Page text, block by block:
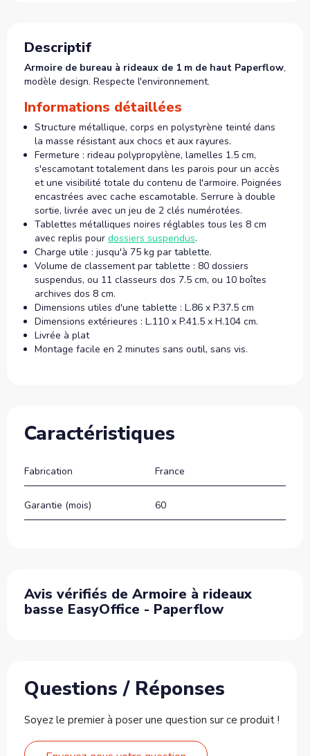
Descriptif
Armoire de bureau à rideaux de 1 m de haut Paperflow,
modèle design. Respecte l'environnement.
Informations détaillées
Structure métallique, corps en polystyrène teinté dans
la masse résistant aux chocs et aux rayures.
Fermeture : rideau polypropylène, lamelles 1.5 cm,
s'escamotant totalement dans les parois pour un accès
et une visibilité totale du contenu de l'armoire. Poignées
encastrées avec cache escamotable. Serrure à double
sortie, livrée avec un jeu de 2 clés numérotées.
Tablettes métalliques noires réglables tous les 8 cm
avec replis pour dossiers suspendus.
Charge utile : jusqu'à 75 kg par tablette.
Volume de classement par tablette : 80 dossiers
suspendus, ou 11 classeurs dos 7.5 cm, ou 10 boîtes
archives dos 8 cm.
Dimensions utiles d'une tablette : L.86 x P.37.5 cm
Dimensions extérieures : L.110 x P.41.5 x H.104 cm.
Livrée à plat
Montage facile en 2 minutes sans outil, sans vis.
Caractéristiques
Fabrication France
Garantie (mois) 60
Avis vérifiés de Armoire à rideaux
basse EasyOffice - Paperflow
Questions / Réponses
Soyez le premier à poser une question sur ce produit !